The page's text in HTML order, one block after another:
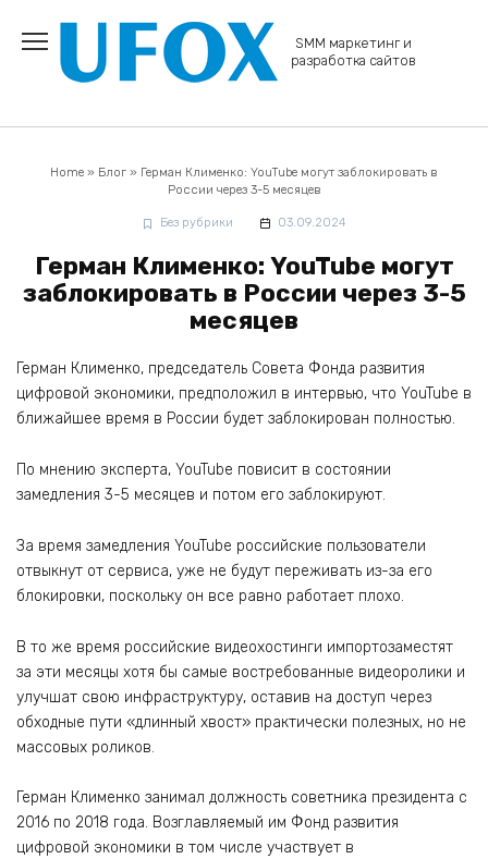
содержанию
SMM маркетинг и
разработка сайтов
Home » Блог » Герман Клименко: YouTube могут заблокировать в
России через 3-5 месяцев
Без рубрики 03.09.2024
Герман Клименко: YouTube могут
заблокировать в России через 3-5
месяцев
Герман Клименко, председатель Совета Фонда развития
цифровой экономики, предположил в интервью, что YouTube в
ближайшее время в России будет заблокирован полностью.
По мнению эксперта, YouTube повисит в состоянии
замедления 3-5 месяцев и потом его заблокируют.
За время замедления YouTube российские пользователи
отвыкнут от сервиса, уже не будут переживать из-за его
блокировки, поскольку он все равно работает плохо.
В то же время российские видеохостинги импортозаместят
за эти месяцы хотя бы самые востребованные видеоролики и
улучшат свою инфраструктуру, оставив на доступ через
обходные пути «длинный хвост» практически полезных, но не
массовых роликов.
Герман Клименко занимал должность советника президента с
2016 по 2018 года. Возглавляемый им Фонд развития
цифровой экономики в том числе участвует в